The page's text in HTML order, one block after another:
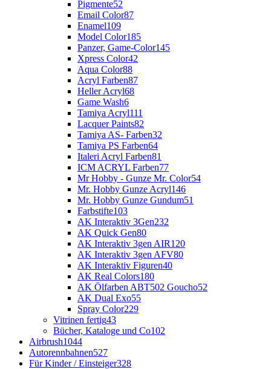
Pigmente52
Email Color87
Enamel109
Model Color185
Panzer, Game-Color145
Xpress Color42
Aqua Color88
Acryl Farben87
Heller Acryl68
Game Wash6
Tamiya Acryl111
Lacquer Paints82
Tamiya AS- Farben32
Tamiya PS Farben64
Italeri Acryl Farben81
ICM ACRYL Farben77
Mr Hobby - Gunze Mr. Color54
Mr. Hobby Gunze Acryl146
Mr. Hobby Gunze Gundum51
Farbstifte103
AK Interaktiv 3Gen232
AK Quick Gen80
AK Interaktiv 3gen AIR120
AK Interaktiv 3gen AFV80
AK Interaktiv Figuren40
AK Real Colors180
AK Ölfarben ABT502 Goucho52
AK Dual Exo55
Spray Color229
Vitrinen fertig43
Bücher, Kataloge und Co102
Airbrush1044
Autorennbahnen527
Für Kinder / Einsteiger328